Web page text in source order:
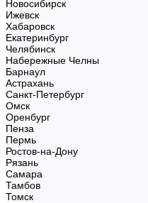
Новосибирск
Ижевск
Хабаровск
Екатеринбург
Челябинск
Набережные Челны
Барнаул
Астрахань
Санкт-Петербург
Омск
Оренбург
Пенза
Пермь
Ростов-на-Дону
Рязань
Самара
Тамбов
Томск